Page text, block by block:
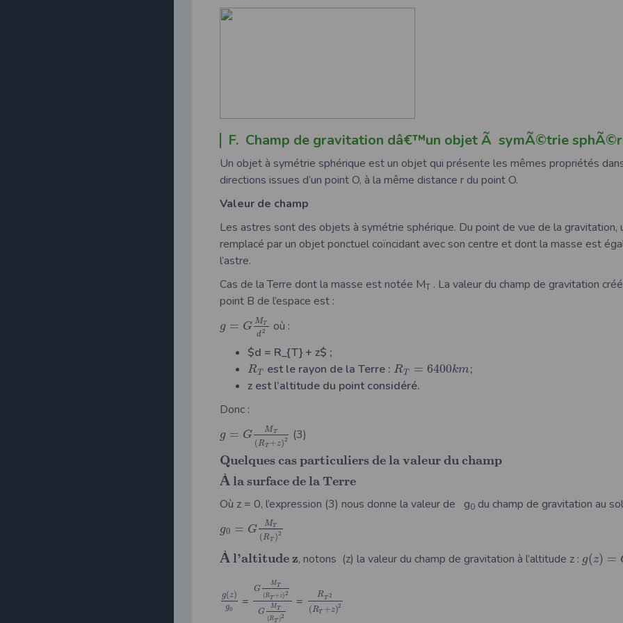
F. Champ de gravitation dâ€™un objet Ã symÃ©trie
Un objet à symétrie sphérique est un objet qui présente les mêmes propriétés
directions issues d’un point O, à la même distance r du point O.
Valeur de champ
Les astres sont des objets à symétrie sphérique. Du point de vue de la gravitation,
remplacé par un objet ponctuel coïncidant avec son centre et dont la masse est
l’astre.
Cas de la Terre dont la masse est notée MT . La valeur du champ de gravitation
point B de l’espace est :
g = G MT
d2
où :
$d = R_{T}+ z$ ;
RT est le rayon de la Terre :RT = 6400km;
z est l’altitude du point considéré.
Donc :
g = G MT
(RT +z)2
(3)
Quelques casparticuliersdelavaleurdu champ
À lasurfacedela Terre
Où z = 0, l’expression (3) nous donne la valeur de g0 du champ de gravitation au
g0 = G MT
(RT )2
À l’altitudez, notons (z) la valeur du champ de gravitation à l’altitude z : g(z) =
g(z)
g0
=
G
MT
(RT +z)2
G
MT
(RT )2
= RT 2
(RT +z)2